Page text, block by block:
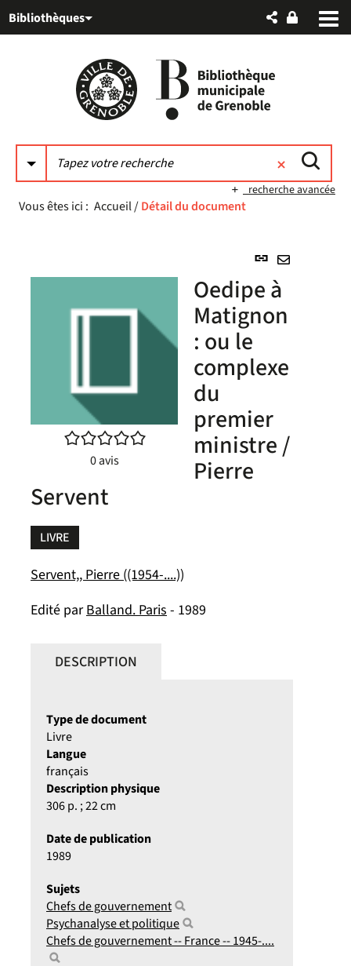
au
auBibliothèques
recherche avancée
Vous êtes ici : Accueil/Détail du document
Lien
(Nouvelle
mail
/5
0avis
Oedipe à
Matignon
: ou le
complexe
du
premier
ministre /
Pierre
Servent
LIVRE
Servent,, Pierre ((1954-....))
Edité parBalland. Paris- 1989
DESCRIPTION
Type de document
Livre
Langue
français
Description physique
306 p. ; 22 cm
Date de publication
1989
Sujets
Chefs de gouvernement
Psychanalyse et politique
Chefs de gouvernement -- France -- 1945-....